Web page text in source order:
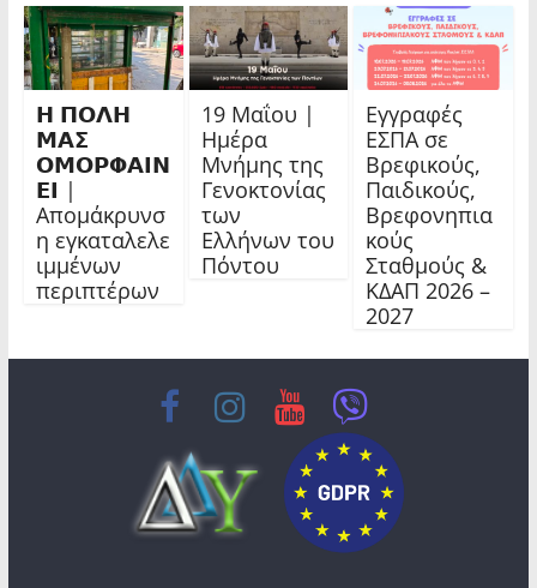
𝝜 𝝥𝝤𝝠𝝜
𝝡𝝖𝝨
𝝤𝝡𝝤𝝦𝝫𝝖𝝞𝝢
𝝚𝝞 |
Απομάκρυνσ
η εγκαταλελε
ιμμένων
περιπτέρων
19 Μαΐου |
Ημέρα
Μνήμης της
Γενοκτονίας
των
Ελλήνων του
Πόντου
Εγγραφές
ΕΣΠΑ σε
Βρεφικούς,
Παιδικούς,
Βρεφονηπια
κούς
Σταθμούς &
ΚΔΑΠ 2026 –
2027